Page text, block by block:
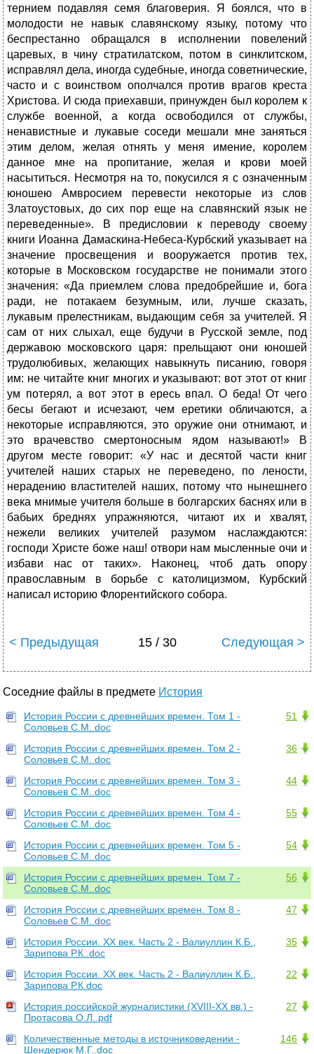
тернием подавляя семя благоверия. Я боялся, что в
молодости не навык славянскому языку, потому что
беспрестанно обращался в исполнении повелений
царевых, в чину стратилатском, потом в синклитском,
исправлял дела, иногда судебные, иногда советнические,
часто и с воинством ополчался против врагов креста
Христова. И сюда приехавши, принужден был королем к
службе военной, а когда освободился от службы,
ненавистные и лукавые соседи мешали мне заняться
этим делом, желая отнять у меня имение, королем
данное мне на пропитание, желая и крови моей
насытиться. Несмотря на то, покусился я с означенным
юношею Амвросием перевести некоторые из слов
Златоустовых, до сих пор еще на славянский язык не
переведенные». В предисловии к переводу своему
книги Иоанна Дамаскина-Небеса-Курбский указывает на
значение просвещения и вооружается против тех,
которые в Московском государстве не понимали этого
значения: «Да приемлем слова предобрейшие и, бога
ради, не потакаем безумным, или, лучше сказать,
лукавым прелестникам, выдающим себя за учителей. Я
сам от них слыхал, еще будучи в Русской земле, под
державою московского царя: прельщают они юношей
трудолюбивых, желающих навыкнуть писанию, говоря
им: не читайте книг многих и указывают: вот этот от книг
ум потерял, а вот этот в ересь впал. О беда! От чего
бесы бегают и исчезают, чем еретики обличаются, а
некоторые исправляются, это оружие они отнимают, и
это врачевство смертоносным ядом называют!» В
другом месте говорит: «У нас и десятой части книг
учителей наших старых не переведено, по лености,
нерадению властителей наших, потому что нынешнего
века мнимые учителя больше в болгарских баснях или в
бабьих бреднях упражняются, читают их и хвалят,
нежели великих учителей разумом наслаждаются:
господи Христе боже наш! отвори нам мысленные очи и
избави нас от таких». Наконец, чтоб дать опору
православным в борьбе с католицизмом, Курбский
написал историю Флорентийского собора.
< Предыдущая 15 / 30 Следующая >
Соседние файлы в предмете История
51
История России с древнейших времен. Том 1 -
Соловьев С.М..doc
36
История России с древнейших времен. Том 2 -
Соловьев С.М..doc
44
История России с древнейших времен. Том 3 -
Соловьев С.М..doc
55
История России с древнейших времен. Том 4 -
Соловьев С.М..doc
54
История России с древнейших времен. Том 5 -
Соловьев С.М..doc
56
История России с древнейших времен. Том 7 -
Соловьев С.М..doc
47
История России с древнейших времен. Том 8 -
Соловьев С.М..doc
35
История России. XX век. Часть 2 - Валиуллин К.Б.,
Зарипова Р.К..doc
22
История России. XX век. Часть 2 - Валиуллин К.Б.,
Зарипова Р.К.doc
27
История российской журналистики (XVIII-XX вв.) -
Протасова О.Л..pdf
146
Количественные методы в источниковедении -
Шендерюк М.Г..doc